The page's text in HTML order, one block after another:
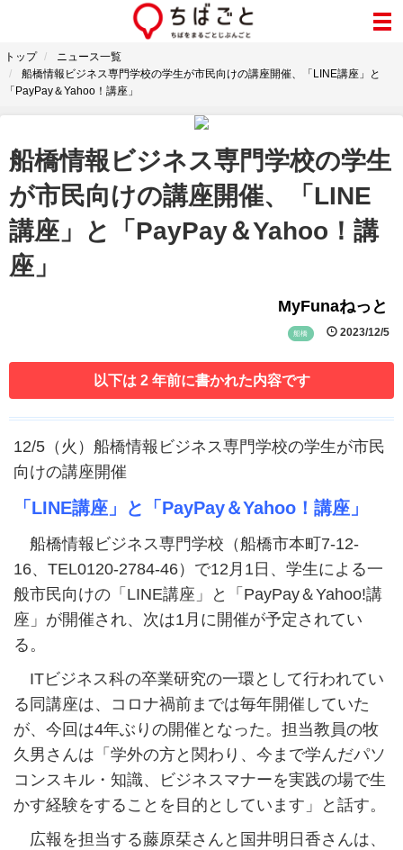
トップ
ニュース一覧
船橋情報ビジネス専門学校の学生が市民向けの講座開催、「LINE講座」と
「PayPay＆Yahoo！講座」
船橋情報ビジネス専門学校の学生
が市民向けの講座開催、「LINE
講座」と「PayPay＆Yahoo！講
座」
MyFunaねっと
船橋 2023/12/5
以下は 2 年前に書かれた内容です
12/5（火）船橋情報ビジネス専門学校の学生が市民
向けの講座開催
「LINE講座」と「PayPay＆Yahoo！講座」
船橋情報ビジネス専門学校（船橋市本町7-12-
16、TEL0120-2784-46）で12月1日、学生による一
般市民向けの「LINE講座」と「PayPay＆Yahoo!講
座」が開催され、次は1月に開催が予定されてい
る。
ITビジネス科の卒業研究の一環として行われてい
る同講座は、コロナ禍前までは毎年開催していた
が、今回は4年ぶりの開催となった。担当教員の牧
久男さんは「学外の方と関わり、今まで学んだパソ
コンスキル・知識、ビジネスマナーを実践の場で生
かす経験をすることを目的としています」と話す。
広報を担当する藤原栞さんと国井明日香さんは、